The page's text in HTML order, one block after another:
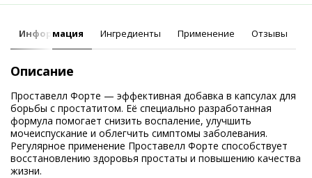
Информация Ингредиенты Применение Отзывы
Описание
Проставелл Форте — эффективная добавка в капсулах для
борьбы с простатитом. Её специально разработанная
формула помогает снизить воспаление, улучшить
мочеиспускание и облегчить симптомы заболевания.
Регулярное применение Проставелл Форте способствует
восстановлению здоровья простаты и повышению качества
жизни.